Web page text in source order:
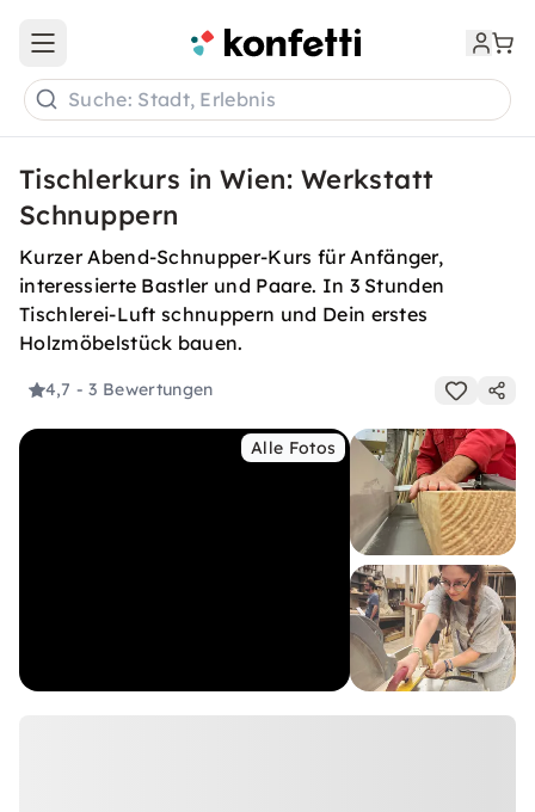
Open main menu
Suche: Stadt, Erlebnis
Tischlerkurs in Wien: Werkstatt
Schnuppern
Kurzer Abend-Schnupper-Kurs für Anfänger,
interessierte Bastler und Paare. In 3 Stunden
Tischlerei-Luft schnuppern und Dein erstes
Holzmöbelstück bauen.
4,7 - 3 Bewertungen
Alle Fotos